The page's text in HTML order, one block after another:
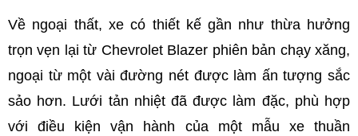
Về ngoại thất, xe có thiết kế gần như thừa hưởng
trọn vẹn lại từ Chevrolet Blazer phiên bản chạy xăng,
ngoại từ một vài đường nét được làm ấn tượng sắc
sảo hơn. Lưới tản nhiệt đã được làm đặc, phù hợp
với điều kiện vận hành của một mẫu xe thuần